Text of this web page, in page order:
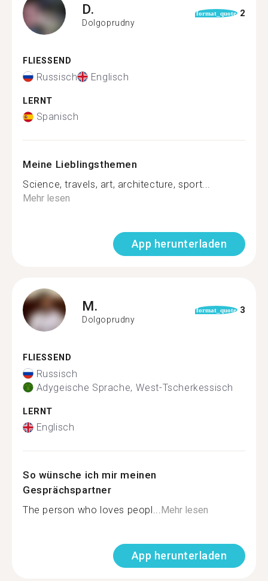
D.
Dolgoprudny
format_quote 2
FLIESSEND
Russisch Englisch
LERNT
Spanisch
Meine Lieblingsthemen
Science, travels, art, architecture, sport...
Mehr lesen
App herunterladen
M.
Dolgoprudny
format_quote 3
FLIESSEND
Russisch
Adygeische Sprache, West-Tscherkessisch
LERNT
Englisch
So wünsche ich mir meinen
Gesprächspartner
The person who loves peopl...Mehr lesen
App herunterladen